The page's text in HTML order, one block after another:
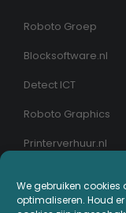
We gebruiken cookies
optimaliseren. Houd
Roboto Groep
Blocksoftware.nl
Detect ICT
Roboto Graphics
Printerverhuur.nl
MIJN